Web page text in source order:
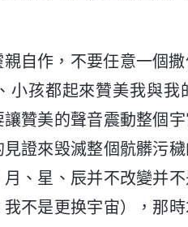
自作，不要任意一個
小孩都起來贊美我與我
贊美的聲音震動整個
證來毁滅整個骯髒污
、星、辰并不改變并
不是更换宇宙），那